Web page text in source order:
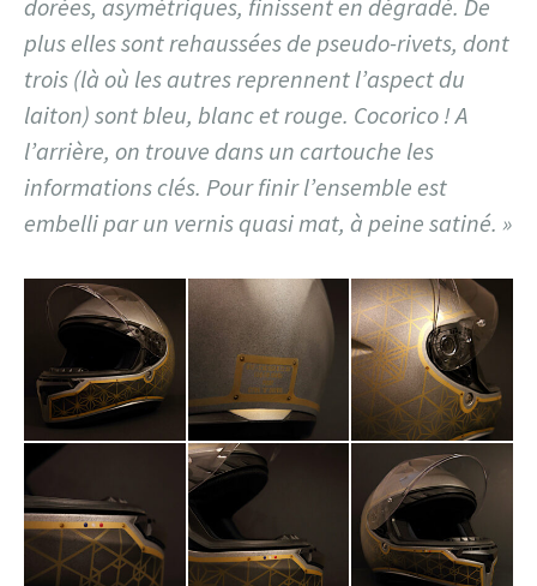
dorées, asymétriques, finissent en dégradé. De
plus elles sont rehaussées de pseudo-rivets, dont
trois (là où les autres reprennent l’aspect du
laiton) sont bleu, blanc et rouge. Cocorico ! A
l’arrière, on trouve dans un cartouche les
informations clés. Pour finir l’ensemble est
embelli par un vernis quasi mat, à peine satiné. »